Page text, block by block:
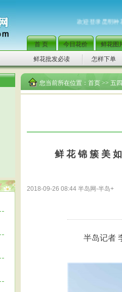
欢迎登录昆明种
首 页 今日花价 鲜花图
鲜花批发必读 怎样下单
您当前所在位置： 首页 >> 五
鲜 花 锦 簇 美 如
2018-09-26 08:44 半岛网-半岛+
半岛记者